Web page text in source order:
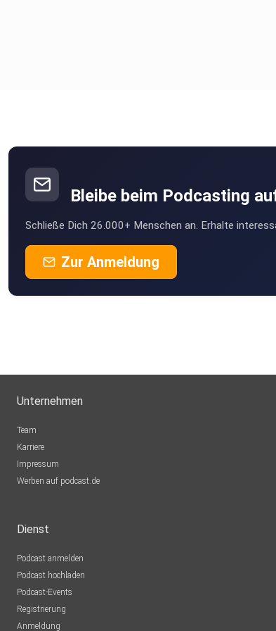
Bleibe beim Podcasting
Schließe Dich 26.000+ Menschen an. Erhalte
Zur Anmeldung
Unternehmen
Team
Karriere
Impressum
Werben auf podcast.de
Dienst
Podcast anmelden
Podcast hochladen
Podcast-Events
Registrierung
Anmeldung